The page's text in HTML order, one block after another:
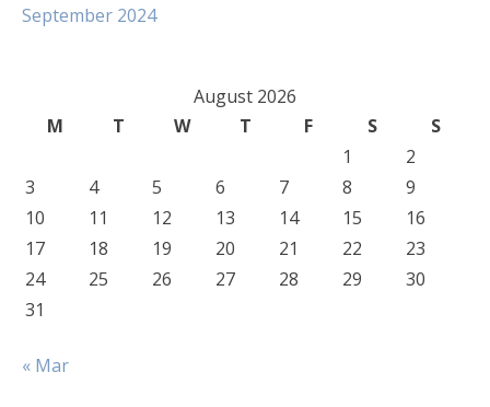
September 2024
August 2026
M
T W T F S
S
1
2
3
4 5 6 7 8
9
10
11 12 13 14 15
16
17
18 19 20 21 22
23
24
25 26 27 28 29
30
31
« Mar